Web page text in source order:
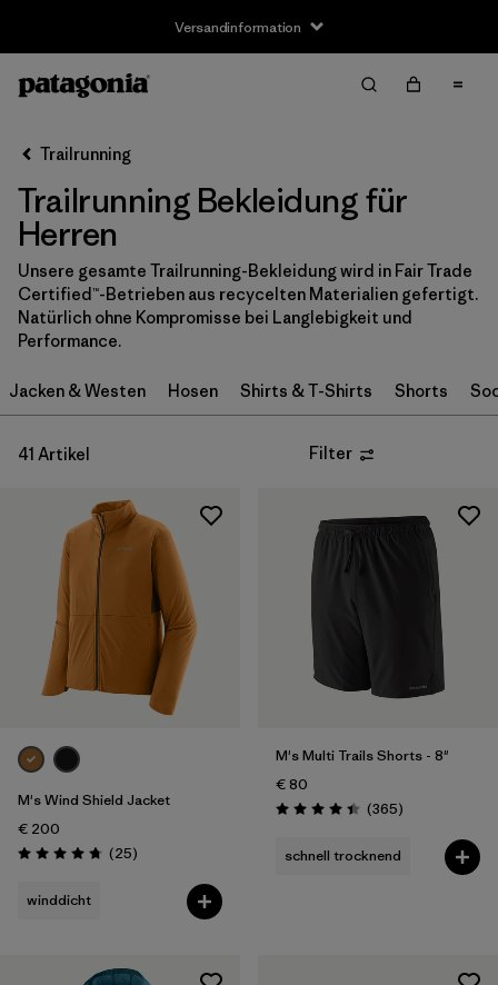
Versandinformation
Filter by
Größe
S (31)
S/M (1)
L/XL (1)
XXL (19)
Einheitsgröße (9)
Filter by
Geschlecht
Passform
Filter by
Farbe
Filter by
Material
Trailrunning
Trailrunning Bekleidung für
Herren
Unsere gesamte Trailrunning-Bekleidung wird in Fair Trade
Certified™-Betrieben aus recycelten Materialien gefertigt.
Natürlich ohne Kompromisse bei Langlebigkeit und
Performance.
Jacken & Westen Hosen Shirts & T-Shirts Shorts
41 Artikel Filter
M's Wind Shield Jacket
€ 200
Bewertung: 4.7 / 5
(25Rezensionen
)
winddicht
M's Multi Trails Shorts - 8"
€ 80
Bewertung: 4.4 / 5
(365Rezensionen
)
schnell trocknend